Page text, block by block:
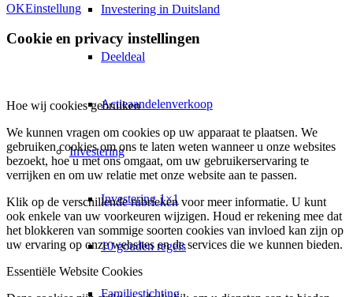
Investering in Duitsland
Deeldeal
Actieaandelenverkoop
Investering
Investering 1×1
10 gouden regels
Familiestichting
OKEinstellung
Cookie en privacy instellingen
Hoe wij cookies gebruiken
We kunnen vragen om cookies op uw apparaat te plaatsen. We
gebruiken cookies om ons te laten weten wanneer u onze websites
bezoekt, hoe u met ons omgaat, om uw gebruikerservaring te
verrijken en om uw relatie met onze website aan te passen.
Klik op de verschillende rubrieken voor meer informatie. U kunt
ook enkele van uw voorkeuren wijzigen. Houd er rekening mee dat
het blokkeren van sommige soorten cookies van invloed kan zijn op
uw ervaring op onze websites en de services die we kunnen bieden.
Essentiële Website Cookies